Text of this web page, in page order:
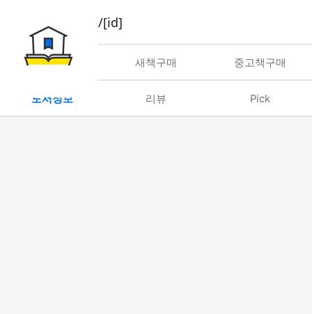
book/rent/[id]
대여 새책구매 중고책구매
도서정보 리뷰 Pick